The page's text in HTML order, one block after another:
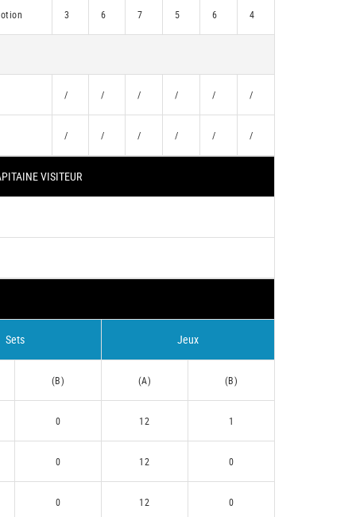
3 6 7 5 6 4
/ / / / / /
/ / / / / /
VISITEUR
Sets Jeux
(B) (A) (B)
0 12 1
0 12 0
0 12 0